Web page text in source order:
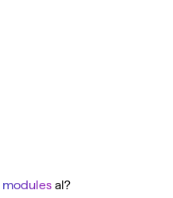
modulesal?